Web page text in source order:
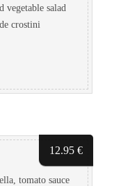
vegetable salad
crostini
12.95 €
tomato sauce